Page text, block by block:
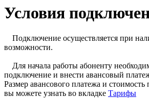
Условия
Подключение осуществляется при
возможности.
Для начала работы абоненту
подключение и внести авансовый
Размер авансового платежа и
вы можете узнать во вкладке Тарифы